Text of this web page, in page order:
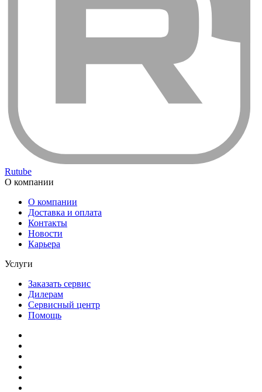
Rutube
О компании
О компании
Доставка и оплата
Контакты
Новости
Карьера
Услуги
Заказать сервис
Дилерам
Сервисный центр
Помощь